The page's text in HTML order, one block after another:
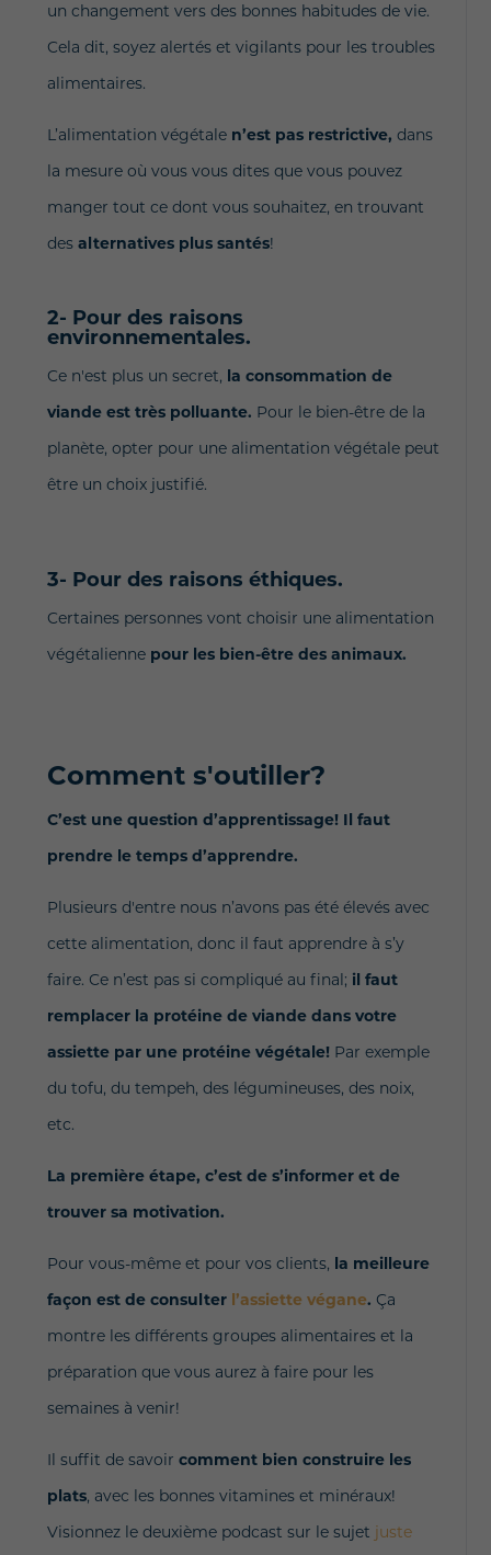
un changement vers des bonnes habitudes de vie.
Cela dit, soyez alertés et vigilants pour les troubles
alimentaires.
L’alimentation végétale n’est pas restrictive, dans
la mesure où vous vous dites que vous pouvez
manger tout ce dont vous souhaitez, en trouvant
des alternatives plus santés!
2- Pour des raisons
environnementales.
Ce n'est plus un secret, la consommation de
viande est très polluante. Pour le bien-être de la
planète, opter pour une alimentation végétale peut
être un choix justifié.
3- Pour des raisons éthiques.
Certaines personnes vont choisir une alimentation
végétalienne pour les bien-être des animaux.
Comment s'outiller?
C’est une question d’apprentissage! Il faut
prendre le temps d’apprendre.
Plusieurs d'entre nous n’avons pas été élevés avec
cette alimentation, donc il faut apprendre à s’y
faire. Ce n’est pas si compliqué au final; il faut
remplacer la protéine de viande dans votre
assiette par une protéine végétale!Par exemple
du tofu, du tempeh, des légumineuses, des noix,
etc.
La première étape, c’est de s’informer et de
trouver sa motivation.
Pour vous-même et pour vos clients, la meilleure
façon est de consulter l’assiette végane. Ça
montre les différents groupes alimentaires et la
préparation que vous aurez à faire pour les
semaines à venir!
Il suffit de savoir comment bien construire les
plats, avec les bonnes vitamines et minéraux!
Visionnez le deuxième podcast sur le sujet juste